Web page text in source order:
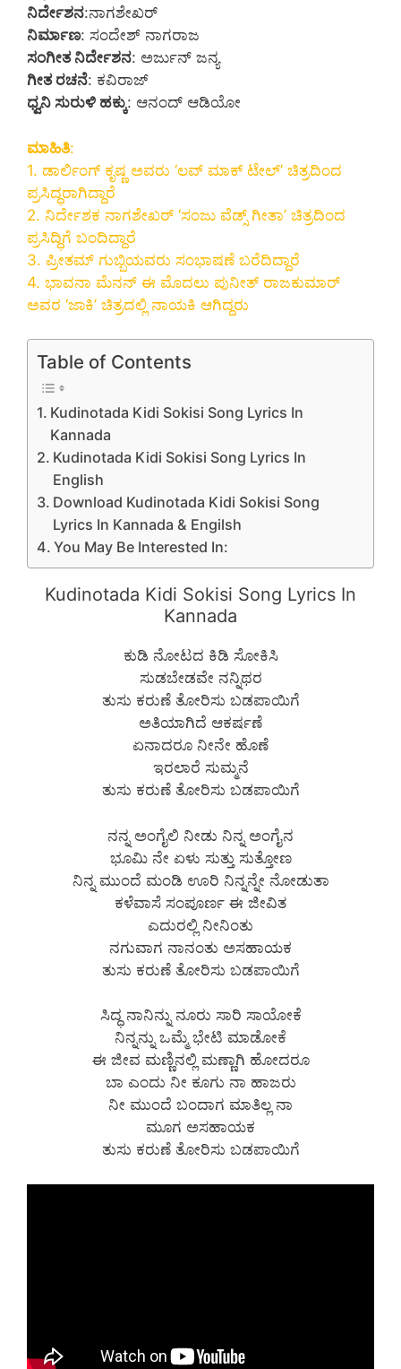
ನಿರ್ದೇಶನ:ನಾಗಶೇಖರ್
ನಿರ್ಮಾಣ: ಸಂದೇಶ್ ನಾಗರಾಜ
ಸಂಗೀತ ನಿರ್ದೇಶನ: ಅರ್ಜುನ್ ಜನ್ಯ
ಗೀತ ರಚನೆ: ಕವಿರಾಜ್
ಧ್ವನಿ ಸುರುಳಿ ಹಕ್ಕು: ಆನಂದ್ ಆಡಿಯೋ
ಮಾಹಿತಿ:
1. ಡಾರ್ಲಿಂಗ್ ಕೃಷ್ಣ ಅವರು ‘ಲವ್ ಮಾಕ್ ಟೇಲ್’ ಚಿತ್ರದಿಂದ
ಪ್ರಸಿದ್ಧರಾಗಿದ್ದಾರೆ
2. ನಿರ್ದೇಶಕ ನಾಗಶೇಖರ್ ‘ಸಂಜು ವೆಡ್ಸ್ ಗೀತಾ’ ಚಿತ್ರದಿಂದ
ಪ್ರಸಿದ್ಧಿಗೆ ಬಂದಿದ್ದಾರೆ
3. ಪ್ರೀತಮ್ ಗುಬ್ಬಿಯವರು ಸಂಭಾಷಣೆ ಬರೆದಿದ್ದಾರೆ
4. ಭಾವನಾ ಮೆನನ್ ಈ ಮೊದಲು ಪುನೀತ್ ರಾಜಕುಮಾರ್
ಅವರ ‘ಜಾಕಿ’ ಚಿತ್ರದಲ್ಲಿ ನಾಯಕಿ ಆಗಿದ್ದರು
Table of Contents
Kudinotada Kidi Sokisi Song Lyrics In
Kannada
Kudinotada Kidi Sokisi Song Lyrics In
English
Download Kudinotada Kidi Sokisi Song
Lyrics In Kannada & Engilsh
You May Be Interested In:
Kudinotada Kidi Sokisi Song Lyrics In
Kannada
ಕುಡಿ ನೋಟದ ಕಿಡಿ ಸೋಕಿಸಿ
ಸುಡಬೇಡವೇ ನನ್ನಿಥರ
ತುಸು ಕರುಣೆ ತೋರಿಸು ಬಡಪಾಯಿಗೆ
ಅತಿಯಾಗಿದೆ ಆಕರ್ಷಣೆ
ಏನಾದರೂ ನೀನೇ ಹೊಣೆ
ಇರಲಾರೆ ಸುಮ್ಮನೆ
ತುಸು ಕರುಣೆ ತೋರಿಸು ಬಡಪಾಯಿಗೆ
ನನ್ನ ಅಂಗೈಲಿ ನೀಡು ನಿನ್ನ ಅಂಗೈನ
ಭೂಮಿ ನೇ ಏಳು ಸುತ್ತು ಸುತ್ತೋಣ
ನಿನ್ನ ಮುಂದೆ ಮಂಡಿ ಊರಿ ನಿನ್ನನ್ನೇ ನೋಡುತಾ
ಕಳೆವಾಸೆ ಸಂಪೂರ್ಣ ಈ ಜೀವಿತ
ಎದುರಲ್ಲಿ ನೀನಿಂತು
ನಗುವಾಗ ನಾನಂತು ಅಸಹಾಯಕ
ತುಸು ಕರುಣೆ ತೋರಿಸು ಬಡಪಾಯಿಗೆ
ಸಿದ್ಧ ನಾನಿನ್ನು ನೂರು ಸಾರಿ ಸಾಯೋಕೆ
ನಿನ್ನನ್ನು ಒಮ್ಮೆ ಭೇಟಿ ಮಾಡೋಕೆ
ಈ ಜೀವ ಮಣ್ಣಿನಲ್ಲಿ ಮಣ್ಣಾಗಿ ಹೋದರೂ
ಬಾ ಎಂದು ನೀ ಕೂಗು ನಾ ಹಾಜರು
ನೀ ಮುಂದೆ ಬಂದಾಗ ಮಾತಿಲ್ಲ ನಾ
ಮೂಗ ಅಸಹಾಯಕ
ತುಸು ಕರುಣೆ ತೋರಿಸು ಬಡಪಾಯಿಗೆ